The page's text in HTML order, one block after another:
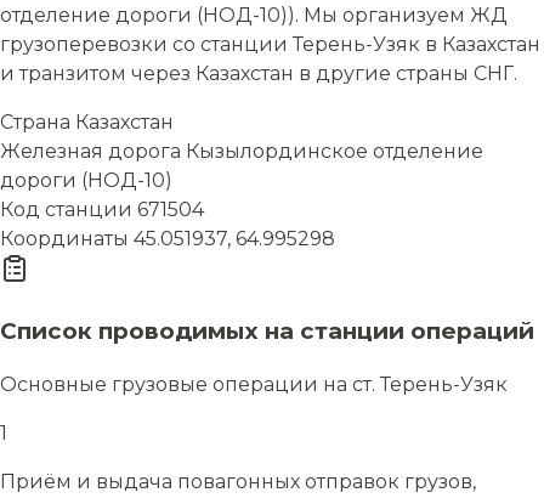
отделение дороги (НОД-10)). Мы организуем ЖД
грузоперевозки со станции Терень-Узяк в Казахстан
и транзитом через Казахстан в другие страны СНГ.
Страна Казахстан
Железная дорога Кызылординское отделение
дороги (НОД-10)
Код станции 671504
Координаты 45.051937, 64.995298
Список проводимых на станции операций
Основные грузовые операции на ст. Терень-Узяк
1
Приём и выдача повагонных отправок грузов,